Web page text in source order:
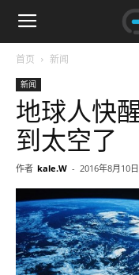
首页 新闻
新闻
地球人快
到太空了
作者 kale.W - 2016年8月10日